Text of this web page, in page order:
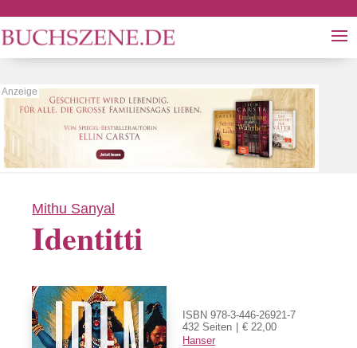
Mithu Sanyal
Identitti
ISBN 978-3-446-26921-7
432 Seiten
€ 22,00
Hanser